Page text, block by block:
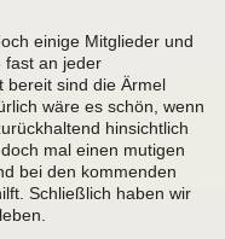
einige Mitglieder und
fast an jeder
bereit sind die Ärmel
wäre es schön, wenn
hinsichtlich
mal einen mutigen
bei den kommenden
Schließlich haben wir